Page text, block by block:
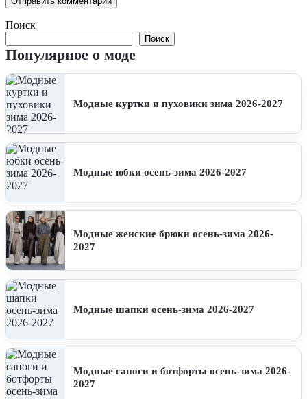
Поиск
Поиск
Популярное о моде
Модные куртки и пуховики зима 2026-2027
Модные юбки осень-зима 2026-2027
Модные женские брюки осень-зима 2026-
2027
Модные шапки осень-зима 2026-2027
Модные сапоги и ботфорты осень-зима 2026-
2027